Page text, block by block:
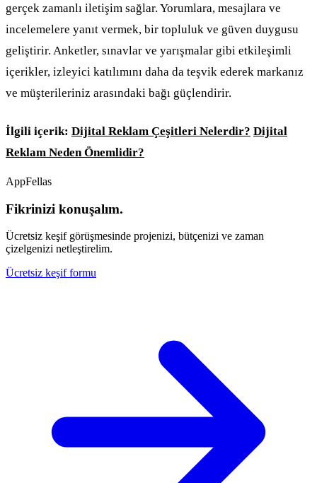
gerçek zamanlı iletişim sağlar. Yorumlara, mesajlara ve
incelemelere yanıt vermek, bir topluluk ve güven duygusu
geliştirir. Anketler, sınavlar ve yarışmalar gibi etkileşimli
içerikler, izleyici katılımını daha da teşvik ederek markanız
ve müşterileriniz arasındaki bağı güçlendirir.
İlgili içerik: Dijital Reklam Çeşitleri Nelerdir? Dijital
Reklam Neden Önemlidir?
AppFellas
Fikrinizi konuşalım.
Ücretsiz keşif görüşmesinde projenizi, bütçenizi ve zaman
çizelgenizi netleştirelim.
Ücretsiz keşif formu